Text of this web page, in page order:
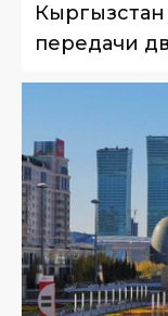
передачи